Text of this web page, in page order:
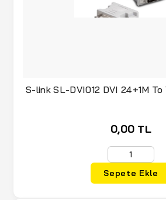
S-link SL-DVI012 DVI 24+1M To
0,00 TL
Sepete Ekle